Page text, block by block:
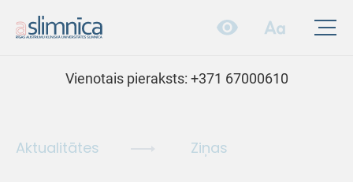
Vienotais pieraksts: +371 67000610
Aktualitātes Ziņas